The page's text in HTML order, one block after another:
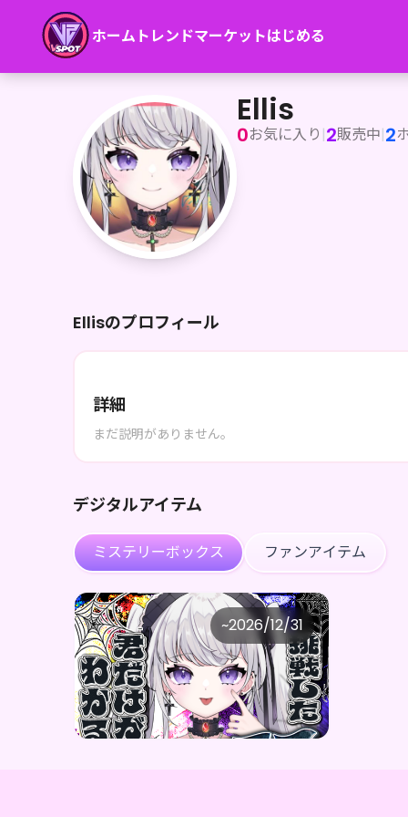
ホーム トレンドマーケットはじめる
Ellis
Ellis
0お気に入り |2販売中|2
Ellisのプロフィール
詳細
まだ説明がありません。
デジタルアイテム
ミステリーボックス ファンアイテム
~2026/12/31
Ellis
Ellis デジタルBOX（全5種）
価格
¥1,000 購入はこちら